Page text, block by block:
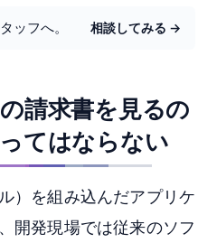
ッフへ。 相談してみる →
請求書を見るの
てはならない
）を組み込んだアプリケ
開発現場では従来のソフ